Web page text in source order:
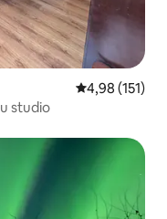
Średnia
4,98 (151)
studio